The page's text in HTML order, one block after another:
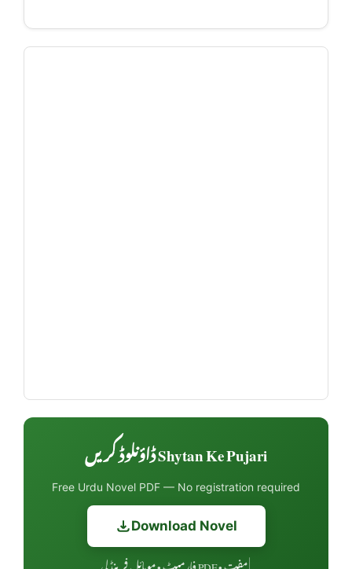
Shytan Ke Pujari ڈاؤنلوڈ کریں
Free Urdu Novel PDF — No registration required
Download Novel